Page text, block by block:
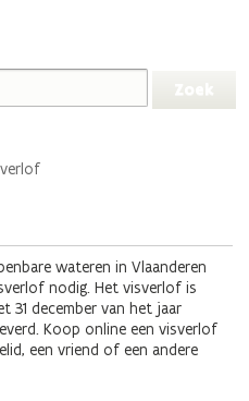
gaan
wateren in Vlaanderen
nodig. Het visverlof is
31 december van het jaar
Koop online een visverlof
een vriend of een andere